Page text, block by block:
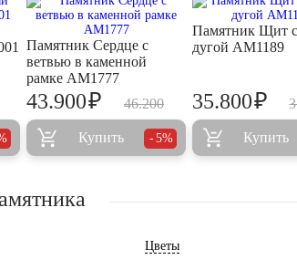
Памятник Сердце с
ветвью в каменной
рамке AM1777
46.200
43.900₽
Купить 5%
Памятник Щит с
дугой AM1189
35.800₽
Купить
Цветы